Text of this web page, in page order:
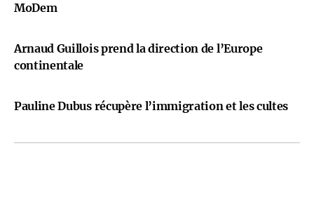
MoDem
Arnaud Guillois prend la direction de l’Europe
continentale
Pauline Dubus récupère l’immigration et les cultes